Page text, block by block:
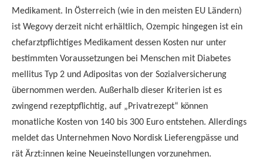
Medikament. In Österreich (wie in den meisten EU Ländern)
ist Wegovy derzeit nicht erhältlich, Ozempic hingegen ist ein
chefarztpflichtiges Medikament dessen Kosten nur unter
bestimmten Voraussetzungen bei Menschen mit Diabetes
mellitus Typ 2 und Adipositas von der Sozialversicherung
übernommen werden. Außerhalb dieser Kriterien ist es
zwingend rezeptpflichtig, auf „Privatrezept“ können
monatliche Kosten von 140 bis 300 Euro entstehen. Allerdings
meldet das Unternehmen Novo Nordisk Lieferengpässe und
rät Ärzt:innen keine Neueinstellungen vorzunehmen.